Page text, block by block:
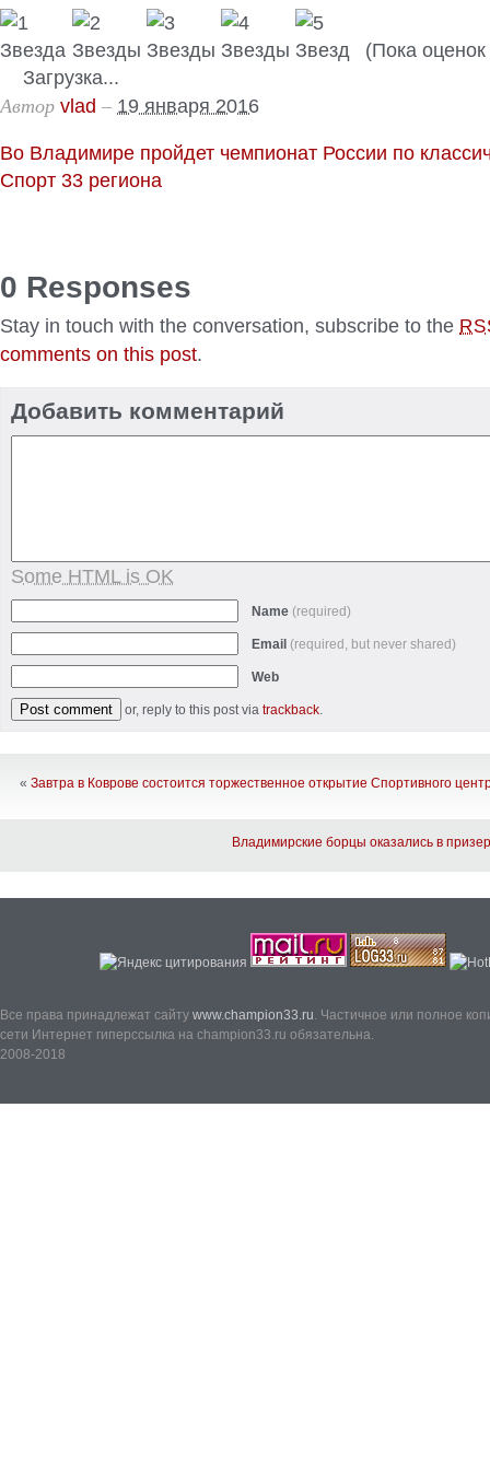
(Пока оценок
Загрузка...
Автор vlad – 19 января 2016
Во Владимире пройдет чемпионат России по
Спорт 33 региона
0 Responses
Stay in touch with the conversation, subscribe to the
comments on this post.
Добавить комментарий
Some HTML is OK
Name (required)
Email (required, but never shared)
Web
or, reply to this post via trackback.
« Завтра в Коврове состоится торжественное открытие Спортивного
Владимирские борцы оказались в
Все права принадлежат сайту www.champion33.ru. Частичное или полное
сети Интернет гиперссылка на champion33.ru обязательна.
2008-2018